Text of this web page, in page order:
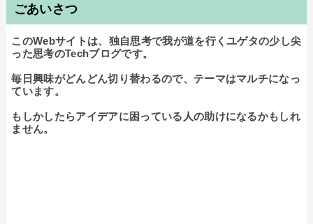
ごあいさつ
このWebサイトは、独自思考で我が道を行くユゲタの少し尖
った思考のTechブログです。
毎日興味がどんどん切り替わるので、テーマはマルチになっ
ています。
もしかしたらアイデアに困っている人の助けになるかもしれ
ません。